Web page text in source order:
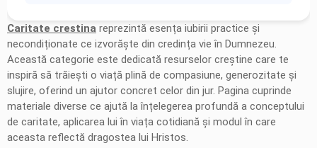
Caritate crestina reprezintă esența iubirii practice și
necondiționate ce izvorăște din credința vie în Dumnezeu.
Această categorie este dedicată resurselor creștine care te
inspiră să trăiești o viață plină de compasiune, generozitate și
slujire, oferind un ajutor concret celor din jur. Pagina cuprinde
materiale diverse ce ajută la înțelegerea profundă a conceptului
de caritate, aplicarea lui în viața cotidiană și modul în care
aceasta reflectă dragostea lui Hristos.